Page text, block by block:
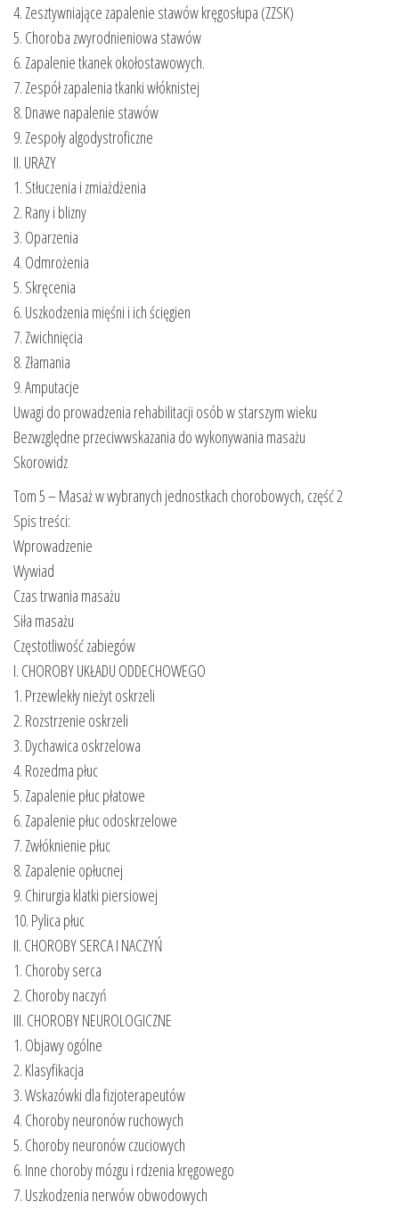
4. Zesztywniające zapalenie stawów kręgosłupa (ZZSK)
5. Choroba zwyrodnieniowa stawów
6. Zapalenie tkanek okołostawowych.
7. Zespół zapalenia tkanki włóknistej
8. Dnawe napalenie stawów
9. Zespoły algodystroficzne
II. URAZY
1. Stłuczenia i zmiażdżenia
2. Rany i blizny
3. Oparzenia
4. Odmrożenia
5. Skręcenia
6. Uszkodzenia mięśni i ich ścięgien
7. Zwichnięcia
8. Złamania
9. Amputacje
Uwagi do prowadzenia rehabilitacji osób w starszym wieku
Bezwzględne przeciwwskazania do wykonywania masażu
Skorowidz
Tom 5 – Masaż w wybranych jednostkach chorobowych, część 2
Spis treści:
Wprowadzenie
Wywiad
Czas trwania masażu
Siła masażu
Częstotliwość zabiegów
I. CHOROBY UKŁADU ODDECHOWEGO
1. Przewlekły nieżyt oskrzeli
2. Rozstrzenie oskrzeli
3. Dychawica oskrzelowa
4. Rozedma płuc
5. Zapalenie płuc płatowe
6. Zapalenie płuc odoskrzelowe
7. Zwłóknienie płuc
8. Zapalenie opłucnej
9. Chirurgia klatki piersiowej
10. Pylica płuc
II. CHOROBY SERCA I NACZYŃ
1. Choroby serca
2. Choroby naczyń
III. CHOROBY NEUROLOGICZNE
1. Objawy ogólne
2. Klasyfikacja
3. Wskazówki dla fizjoterapeutów
4. Choroby neuronów ruchowych
5. Choroby neuronów czuciowych
6. Inne choroby mózgu i rdzenia kręgowego
7. Uszkodzenia nerwów obwodowych